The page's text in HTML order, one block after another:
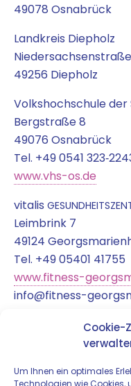
Cookie-
Um Ihnen ein optimales
Technologien wie
49078 Osnabrück
Land­kreis Diepholz
49256 Diepholz
Volks­hoch­schu­le
Berg­stra­ße 8
49076 Osnabrück
Tel. +49 0541
www.vhs-os.de
vita­lis
Leim­brink 7
49124
Tel. +49 05401 41755
www.fitness-
info@fitness-
Baha­ma-Sports
Sie­mens­stra­ße 9 – 11
Tel. +49 0541 399021